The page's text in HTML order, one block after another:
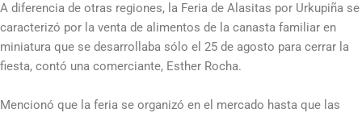
A diferencia de otras regiones, la Feria de Alasitas por Urkupiña se
caracterizó por la venta de alimentos de la canasta familiar en
miniatura que se desarrollaba sólo el 25 de agosto para cerrar la
fiesta, contó una comerciante, Esther Rocha.
Mencionó que la feria se organizó en el mercado hasta que las